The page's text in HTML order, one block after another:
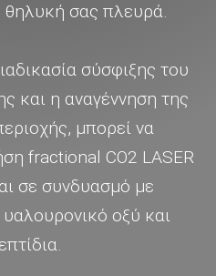
θηλυκή σας πλευρά.
σύσφιξης του
και η αναγέννηση της
μπορεί να
fractional CO2 LASER
σε συνδυασμό με
οξύ και